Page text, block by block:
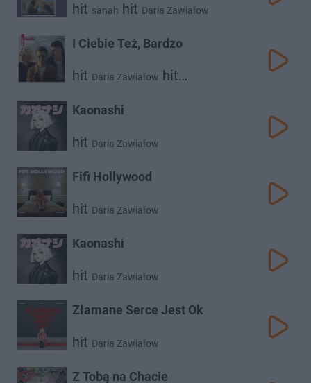
hit sanah hit Daria Zawiałow
I Ciebie Też, Bardzo
hit Daria Zawiałow hit
Kaonashi
hit Daria Zawiałow
Fifi Hollywood
hit Daria Zawiałow
Kaonashi
hit Daria Zawiałow
Złamane Serce Jest Ok
hit Daria Zawiałow
Z Tobą na Chacie